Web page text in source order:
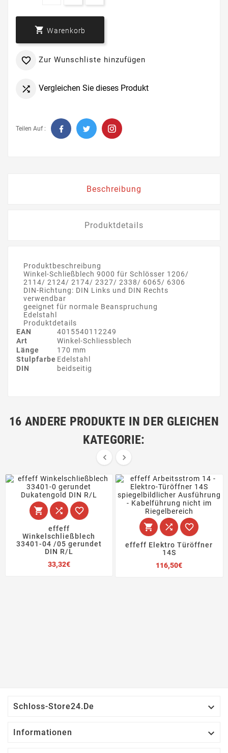
 Warenkorb
 Zur Wunschliste hinzufügen
 Vergleichen Sie dieses Produkt
Teilen Auf :
Beschreibung
Produktdetails
Produktbeschreibung
Winkel-Schließblech 9000 für Schlösser 1206/
2114/ 2124/ 2174/ 2327/ 2338/ 6065/ 6306
DIN-Richtung: DIN Links und DIN Rechts
verwendbar
geeignet für normale Beanspruchung
Edelstahl
Produktdetails
EAN
4015540112249
Art
Winkel-Schliessblech
Länge
170 mm
Stulpfarbe Edelstahl
DIN
beidseitig
16 ANDERE PRODUKTE IN DER GLEICHEN
KATEGORIE:
 
  
effeff
Winkelschließblech
33401-04 /05 gerundet
DIN R/L
33,32€Preis
  
effeff Elektro Türöffner
14S
116,50€Preis
Schloss-Store24.de 
Informationen 